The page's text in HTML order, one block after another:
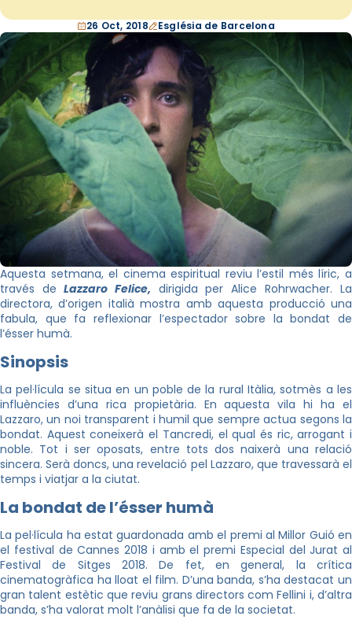
26 Oct, 2018 Església de Barcelona
Aquesta setmana, el cinema espiritual reviu l’estil més líric, a
través de Lazzaro Felice, dirigida per Alice Rohrwacher. La
directora, d’origen italià mostra amb aquesta producció una
fabula, que fa reflexionar l’espectador sobre la bondat de
l’ésser humà.
Sinopsis
La pel·lícula se situa en un poble de la rural Itàlia, sotmès a les
influències d’una rica propietària. En aquesta vila hi ha el
Lazzaro, un noi transparent i humil que sempre actua segons la
bondat. Aquest coneixerà el Tancredi, el qual és ric, arrogant i
noble. Tot i ser oposats, entre tots dos naixerà una relació
sincera. Serà doncs, una revelació pel Lazzaro, que travessarà el
temps i viatjar a la ciutat.
La bondat de l’ésser humà
La pel·lícula ha estat guardonada amb el premi al Millor Guió en
el festival de Cannes 2018 i amb el premi Especial del Jurat al
Festival de Sitges 2018. De fet, en general, la crítica
cinematogràfica ha lloat el film. D’una banda, s’ha destacat un
gran talent estètic que reviu grans directors com Fellini i, d’altra
banda, s’ha valorat molt l’anàlisi que fa de la societat.